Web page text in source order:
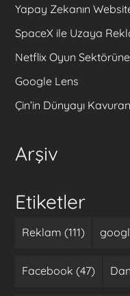
Yapay Zekanın
SpaceX ile Uzaya
Netflix Oyun
Google Lens
Çin’in Dünyayı
Arşiv
Etiketler
Reklam (111)
Facebook (47)